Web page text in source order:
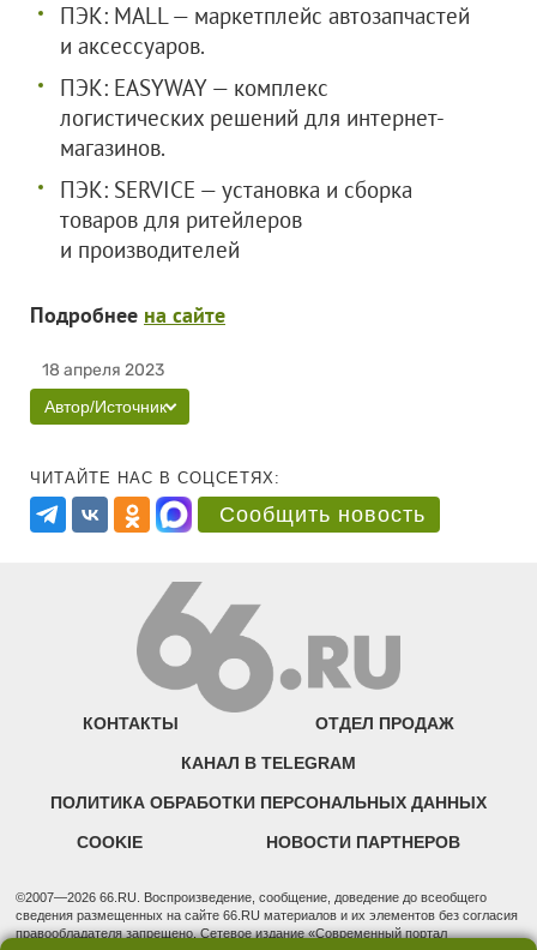
ПЭК: MALL — маркетплейс автозапчастей
и аксессуаров.
ПЭК: EASYWAY — комплекс
логистических решений для интернет-
магазинов.
ПЭК: SERVICE — установка и сборка
товаров для ритейлеров
и производителей
Подробнее на сайте
18 апреля 2023
Автор/Источник
ЧИТАЙТЕ НАС В СОЦСЕТЯХ:
Сообщить новость
КОНТАКТЫ ОТДЕЛ ПРОДАЖ
КАНАЛ В TELEGRAM
ПОЛИТИКА ОБРАБОТКИ ПЕРСОНАЛЬНЫХ ДАННЫХ
COOKIE НОВОСТИ ПАРТНЕРОВ
©2007—2026 66.RU. Воспроизведение, сообщение, доведение до всеобщего
сведения размещенных на сайте 66.RU материалов и их элементов без согласия
правообладателя запрещено. Сетевое издание «Современный портал